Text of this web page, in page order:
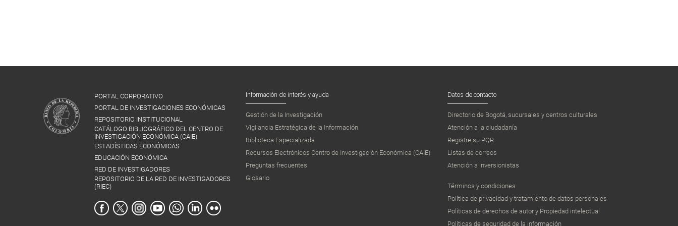
PORTAL CORPORATIVO
PORTAL DE INVESTIGACIONES ECONÓMICAS
REPOSITORIO INSTITUCIONAL
CATÁLOGO BIBLIOGRÁFICO DEL CENTRO DE
INVESTIGACIÓN ECONÓMICA (CAIE)
ESTADÍSTICAS ECONÓMICAS
EDUCACIÓN ECONÓMICA
RED DE INVESTIGADORES
REPOSITORIO DE LA RED DE INVESTIGADORES
(RIEC)
Información de interés y ayuda
Gestión de la Investigación
Vigilancia Estratégica de la Información
Biblioteca Especializada
Recursos Electrónicos Centro de Investigación Económica (CAIE)
Preguntas frecuentes
Glosario
Datos de contacto
Directorio de Bogotá, sucursales y centros culturales
Atención a la ciudadanía
Registre su PQR
Listas de correos
Atención a inversionistas
Términos y condiciones
Política de privacidad y tratamiento de datos personales
Políticas de derechos de autor y Propiedad intelectual
Políticas de seguridad de la información